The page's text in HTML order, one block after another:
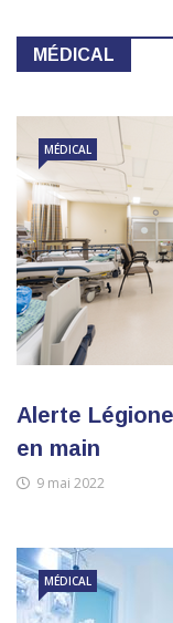
MÉDICAL
Alerte
en main
MÉDICAL
9 mai 2022
MÉDICAL